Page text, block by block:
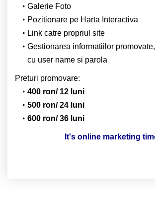
Galerie Foto
Pozitionare pe Harta Interactiva
Link catre propriul site
Gestionarea informatiilor
cu user name si parola
Preturi promovare:
400 ron/ 12 luni
500 ron/ 24 luni
600 ron/ 36 luni
It's online marketing